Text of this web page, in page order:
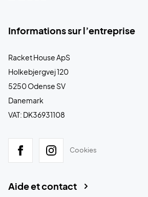
Informations sur l’entreprise
Racket House ApS
Holkebjergvej 120
5250 Odense SV
Danemark
VAT: DK36931108
Cookies
Aide et contact